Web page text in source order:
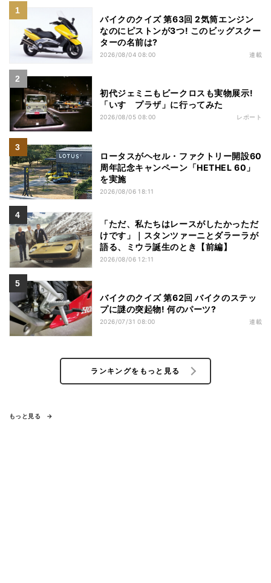
バイクのクイズ 第63回 2気筒エンジン
なのにピストンが3つ! このビッグスクー
ターの名前は?
2026/08/04 08:00 連載
初代ジェミニもビークロスも実物展示!
「いすゞプラザ」に行ってみた
2026/08/05 08:00 レポート
ロータスがヘセル・ファクトリー開設60
周年記念キャンペーン「HETHEL 60」
を実施
2026/08/06 18:11
「ただ、私たちはレースがしたかっただ
けです」｜スタンツァーニとダラーラが
語る、ミウラ誕生のとき【前編】
2026/08/06 12:11
バイクのクイズ 第62回 バイクのステッ
プに謎の突起物! 何のパーツ?
2026/07/31 08:00 連載
ランキングをもっと見る
もっと見る